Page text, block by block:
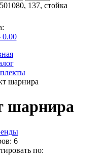
, 137, стойка
0.00
шарнира
шарнира
6
по: